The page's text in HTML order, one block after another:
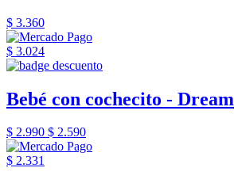
$ 3.360
$ 3.024
Bebé con cochecito - Dream
$ 2.990 $ 2.590
$ 2.331